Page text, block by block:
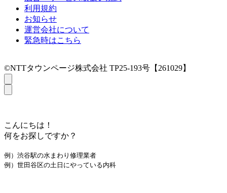
利用規約
お知らせ
運営会社について
緊急時はこちら
©NTTタウンページ株式会社 TP25-193号【261029】
こんにちは！
何をお探しですか？
例）渋谷駅の水まわり修理業者
例）世田谷区の土日にやっている内科